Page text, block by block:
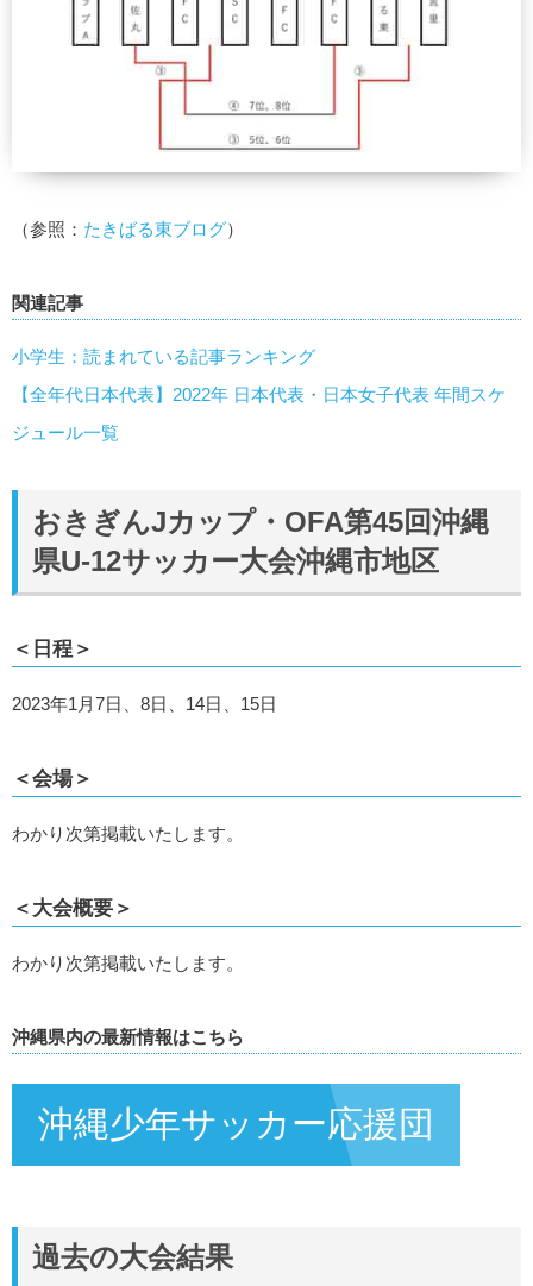
（参照： たきばる東ブログ）
関連記事
小学生：読まれている記事ランキング
【全年代日本代表】2022年 日本代表・日本女子代表 年間スケ
ジュール一覧
おきぎんJカップ・OFA第45回沖縄
県U-12サッカー大会沖縄市地区
＜日程＞
2023年1月7日、8日、14日、15日
＜会場＞
わかり次第掲載いたします。
＜大会概要＞
わかり次第掲載いたします。
沖縄県内の最新情報はこちら
沖縄少年サッカー応援団
過去の大会結果